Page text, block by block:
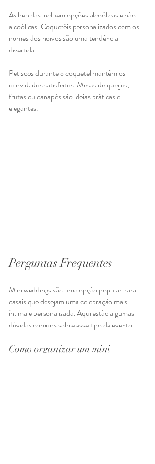
As bebidas incluem opções alcoólicas e não
alcoólicas. Coquetéis personalizados com os
nomes dos noivos são uma tendência
divertida.
Petiscos durante o coquetel mantêm os
convidados satisfeitos. Mesas de queijos,
frutas ou canapés são ideias práticas e
elegantes.
Perguntas Frequentes
Mini weddings são uma opção popular para
casais que desejam uma celebração mais
íntima e personalizada. Aqui estão algumas
dúvidas comuns sobre esse tipo de evento.
Como organizar um mini